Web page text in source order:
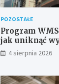
POZOSTAŁE
Program
jak uniknąć
roku
4 sierpnia 2026